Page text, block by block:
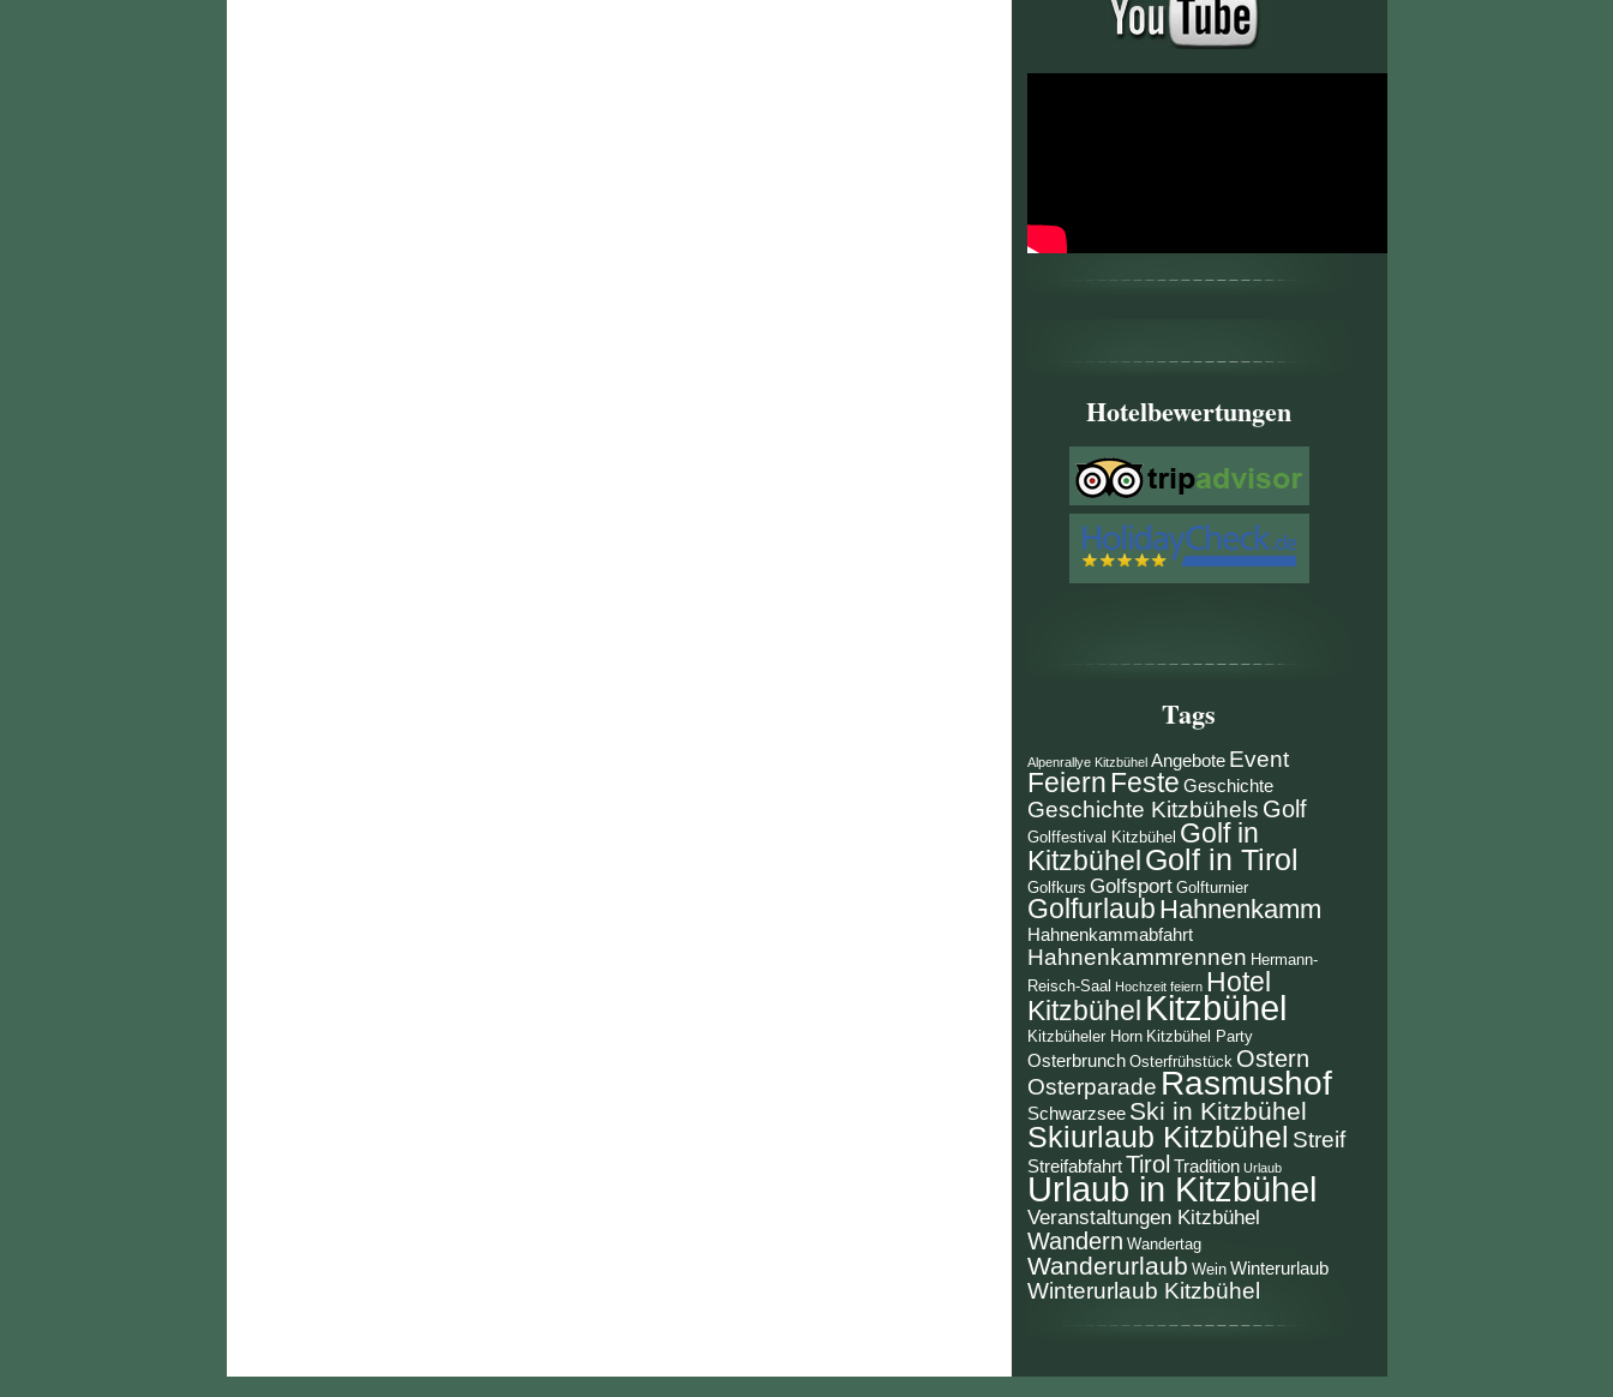
Hotelbewertungen
Tags
Alpenrallye Kitzbühel Angebote Event
Feiern Feste Geschichte
Geschichte Kitzbühels Golf
Golffestival Kitzbühel Golf in
Kitzbühel Golf in Tirol
Golfkurs Golfsport Golfturnier
Golfurlaub Hahnenkamm
Hahnenkammabfahrt
Hahnenkammrennen Hermann-
Reisch-Saal Hochzeit feiern Hotel
Kitzbühel Kitzbühel
Kitzbüheler Horn Kitzbühel Party
Osterbrunch Osterfrühstück Ostern
Osterparade Rasmushof
Schwarzsee Ski in Kitzbühel
Skiurlaub Kitzbühel Streif
Streifabfahrt Tirol Tradition Urlaub
Urlaub in Kitzbühel
Veranstaltungen Kitzbühel
Wandern Wandertag
Wanderurlaub Wein Winterurlaub
Winterurlaub Kitzbühel